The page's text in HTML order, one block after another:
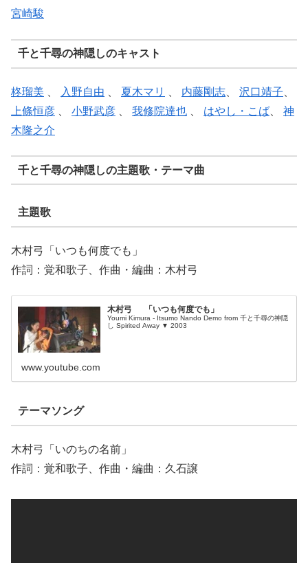
宮崎駿
千と千尋の神隠しのキャスト
柊瑠美 入野自由 夏木マリ 内藤剛志 沢口靖子
上條恒彦
小野武彦 我修院達也 はやし・こば
神
木隆之介
千と千尋の神隠しの主題歌・テーマ曲
主題歌
木村弓「いつも何度でも」
作詞：覚和歌子、作曲・編曲：木村弓
木村弓 「いつも何度でも」
Youmi Kimura - Itsumo Nando Demo from 千と千尋の神隠
し Spirited Away ▼ 2003
www.youtube.com
テーマソング
木村弓「いのちの名前」
作詞：覚和歌子、作曲・編曲：久石譲